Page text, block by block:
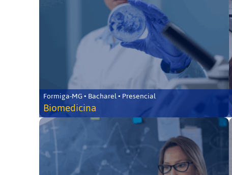
Formiga-MG • Bacharel • Presencial
Biomedicina